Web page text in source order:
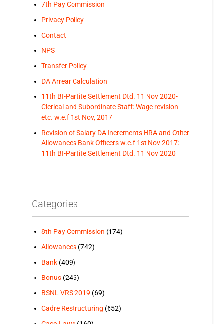
7th Pay Commission
Privacy Policy
Contact
NPS
Transfer Policy
DA Arrear Calculation
11th BI-Partite Settlement Dtd. 11 Nov 2020-
Clerical and Subordinate Staff: Wage revision
etc. w.e.f 1st Nov, 2017
Revision of Salary DA Increments HRA and Other
Allowances Bank Officers w.e.f 1st Nov 2017:
11th BI-Partite Settlement Dtd. 11 Nov 2020
Categories
8th Pay Commission (174)
Allowances(742)
Bank(409)
Bonus(246)
BSNL VRS 2019 (69)
Cadre Restructuring (652)